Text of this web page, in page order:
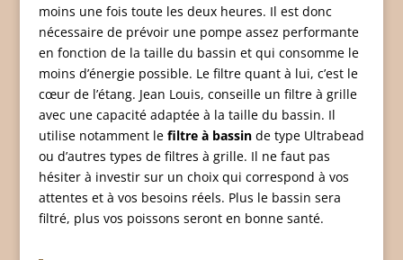
moins une fois toute les deux heures. Il est donc
nécessaire de prévoir une pompe assez performante
en fonction de la taille du bassin et qui consomme le
moins d’énergie possible. Le filtre quant à lui, c’est le
cœur de l’étang. Jean Louis, conseille un filtre à grille
avec une capacité adaptée à la taille du bassin. Il
utilise notamment le filtre à bassinde type Ultrabead
ou d’autres types de filtres à grille. Il ne faut pas
hésiter à investir sur un choix qui correspond à vos
attentes et à vos besoins réels. Plus le bassin sera
filtré, plus vos poissons seront en bonne santé.